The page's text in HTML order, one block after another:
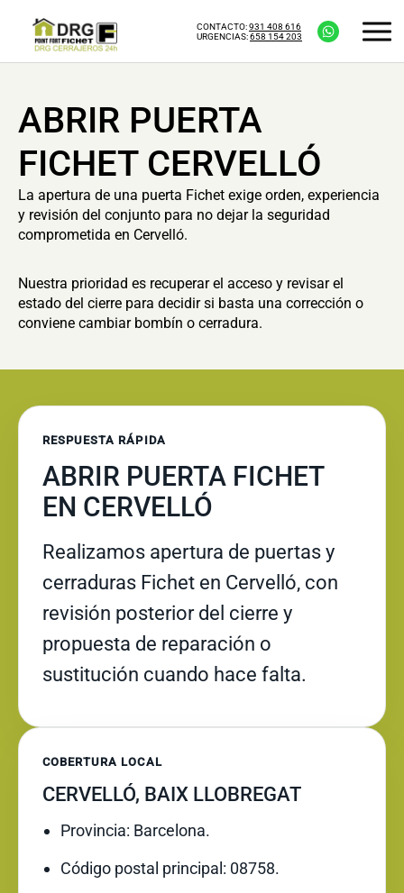
CONTACTO:931 408 616
URGENCIAS:658 154 203
ABRIR PUERTA
FICHET CERVELLÓ
La apertura de una puerta Fichet exige orden, experiencia
y revisión del conjunto para no dejar la seguridad
comprometida en Cervelló.
Nuestra prioridad es recuperar el acceso y revisar el
estado del cierre para decidir si basta una corrección o
conviene cambiar bombín o cerradura.
RESPUESTA RÁPIDA
ABRIR PUERTA FICHET
EN CERVELLÓ
Realizamos apertura de puertas y
cerraduras Fichet en Cervelló, con
revisión posterior del cierre y
propuesta de reparación o
sustitución cuando hace falta.
COBERTURA LOCAL
CERVELLÓ, BAIX LLOBREGAT
Provincia: Barcelona.
Código postal principal: 08758.